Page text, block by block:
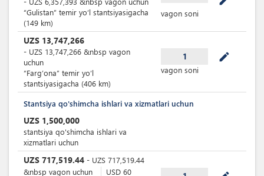
“Gulistan” temir yoʻl stantsiyasigacha
(149 km)
vagon soni
UZS 13,747,266
- UZS 13,747,266 &nbsp vagon
uchun
“Farg’ona” temir yoʻl
stantsiyasigacha (406 km)
1 mode_edit
vagon soni
Stantsiya qo'shimcha ishlari va xizmatlari uchun
UZS 1,500,000
stantsiya qo'shimcha ishlari va
xizmatlari uchun
UZS 717,519.44 - UZS 717,519.44
&nbsp vagon uchun USD 60